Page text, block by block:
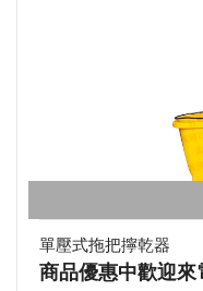
單壓式拖把擰乾器
商品優惠中歡迎來